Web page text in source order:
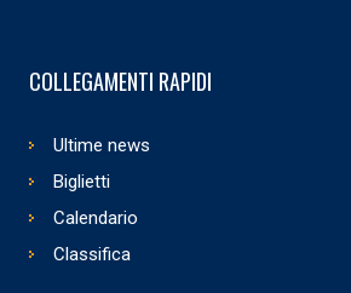
COLLEGAMENTI RAPIDI
Ultime news
Biglietti
Calendario
Classifica